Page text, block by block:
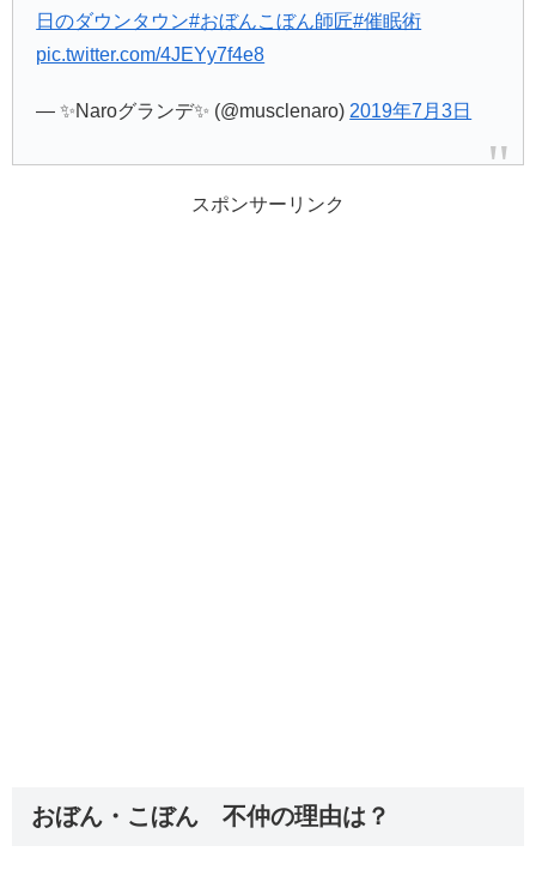
日のダウンタウン#おぼんこぼん師匠#催眠術
pic.twitter.com/4JEYy7f4e8
— ✨Naroグランデ✨ (@musclenaro) 2019年7月3日
スポンサーリンク
おぼん・こぼん 不仲の理由は？